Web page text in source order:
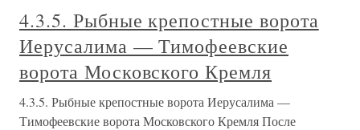
4.3.5. Рыбные крепостные ворота
Иерусалима — Тимофеевские
ворота Московского Кремля
4.3.5. Рыбные крепостные ворота Иерусалима —
Тимофеевские ворота Московского Кремля После